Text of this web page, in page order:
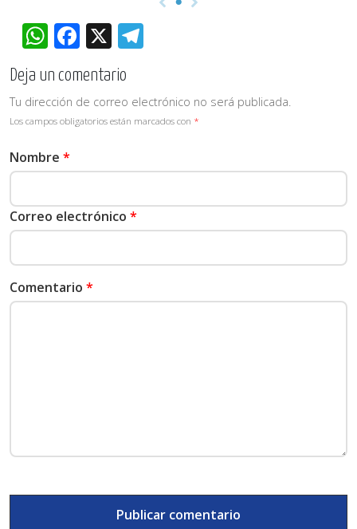
WhatsApp
Facebook
X
Deja un comentario
Tu dirección de correo electrónico no será publicada.
Los campos obligatorios están marcados con *
Nombre *
Correo electrónico *
Comentario *